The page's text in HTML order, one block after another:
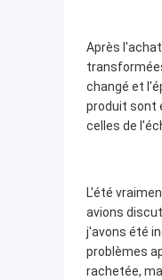
Après
changé et
produit sont
celles de
L'été
avions
j'avons été
problèmes
rachetée,